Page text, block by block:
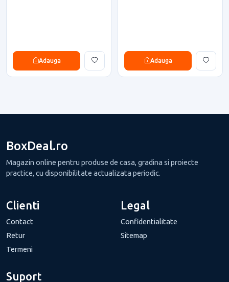
Adauga Adauga
BoxDeal.ro
Magazin online pentru produse de casa, gradina si proiecte
practice, cu disponibilitate actualizata periodic.
Clienti
Contact
Retur
Termeni
Legal
Confidentialitate
Sitemap
Suport